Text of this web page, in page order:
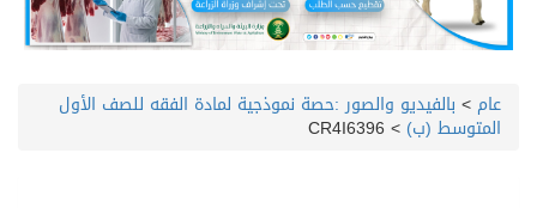
عام > بالفيديو والصور :حصة نموذجية لمادة الفقه للصف الأول
المتوسط (ب) >
CR4I6396